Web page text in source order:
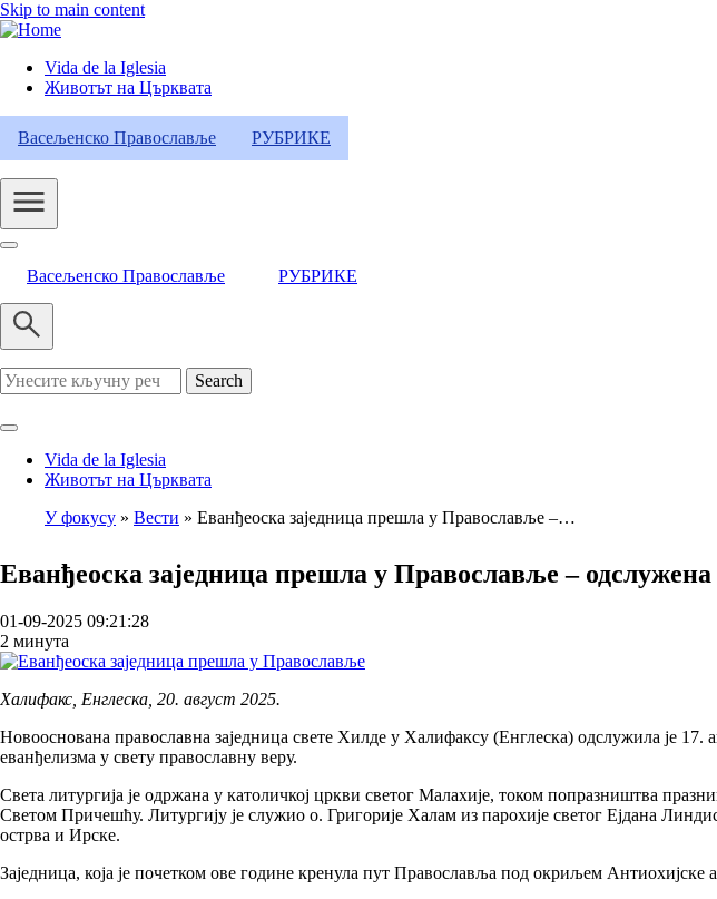
Skip to main content
Header
Category
Menu
Vida de la Iglesia
Животът на Църквата
Васељенско Православље РУБРИКЕ
Васељенско Православље РУБРИКЕ
Search
Vida de la Iglesia
Животът на Църквата
У фокусу Вести Еванђеоска заједница прешла у Православље –…
Еванђеоска заједница прешла у Православље –
01-09-2025 09:21:28
2 минута
Халифакс, Енглеска, 20. август 2025.
Новооснована православна заједница свете Хилде у Халифаксу (Енглеска) одслужила је 17.
еванђелизма у свету православну веру.
Света литургија је одржана у католичкој цркви светог Малахије, током попразништва
Светом Причешћу. Литургију је служио о. Григорије Халам из парохије светог Ејдана
острва и Ирске.
Заједница, која је почетком ове године кренула пут Православља под окриљем Антиохијске